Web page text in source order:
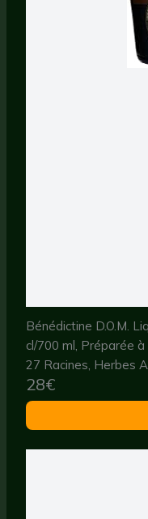
Bénédictine D.O.M.
cl/700 ml, Préparée
27 Racines, Herbes
Miel, d’Agrumes et
28€